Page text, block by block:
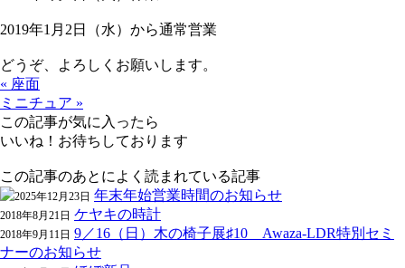
2019年1月2日（水）から通常営業
どうぞ、よろしくお願いします。
« 座面
ミニチュア »
この記事が気に入ったら
いいね！お待ちしております
この記事のあとによく読まれている記事
2025年12月23日 年末年始営業時間のお知らせ
2018年8月21日 ケヤキの時計
2018年9月11日 9／16（日）木の椅子展♯10 Awaza-LDR特別セミ
ナーのお知らせ